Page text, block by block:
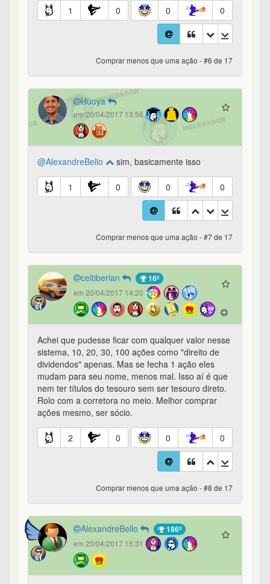
1 0 0 0
Comprar menos que uma ação - #6 de 17
Huoya
em 20/04/2017 13:56
@AlexandreBello sim, basicamente isso
1 0 0 0
Comprar menos que uma ação - #7 de 17
celtiberian 16º
em 20/04/2017 14:20
Achei que pudesse ficar com qualquer valor nesse
sistema, 10, 20, 30, 100 ações como "direito de
dividendos" apenas. Mas se fecha 1 ação eles
mudam para seu nome, menos mal. Isso aí é que
nem ter títulos do tesouro sem ser tesouro direto.
Rolo com a corretora no meio. Melhor comprar
ações mesmo, ser sócio.
2 0 0 0
Comprar menos que uma ação - #8 de 17
AlexandreBello 186º
em 20/04/2017 15:31